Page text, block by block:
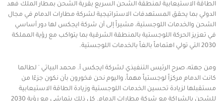
الطاقة الاستيعابية لمنطقة الشحن السريع بقرية الشحن بمطار الملك فهد
الدولي بما يحقق المستهدفات الاستراتيجية لشركة مطارات الدمام في مجال
الشحن والخدمات اللوجستية، مشيراً إلى أن شركة ايجكس لها دور أساسي
في تعزيز الحركة اللوجستية بالمنطقة الشرقية بما يتواكب مع رؤية المملكة
2030 التي تولي اهتماماً بالغاً بالخدمات اللوجستية.
ومن جهته، صرح الرئيس التنفيذي لشركة ايجكس أ. محمد البياتي ' لطالما
كانت الدمام مركزاً لوجستياً مهماً، واليوم نحن فخورون بأن نكون جزءًا من
مستقبلها لزيادة تحسين الخدمات اللوجستية وزيادة الطاقة الاستيعابية
للشحن بالشراكة مع شركة مطارات الدمام. كل ذلك يتماشى مع رؤية 2030